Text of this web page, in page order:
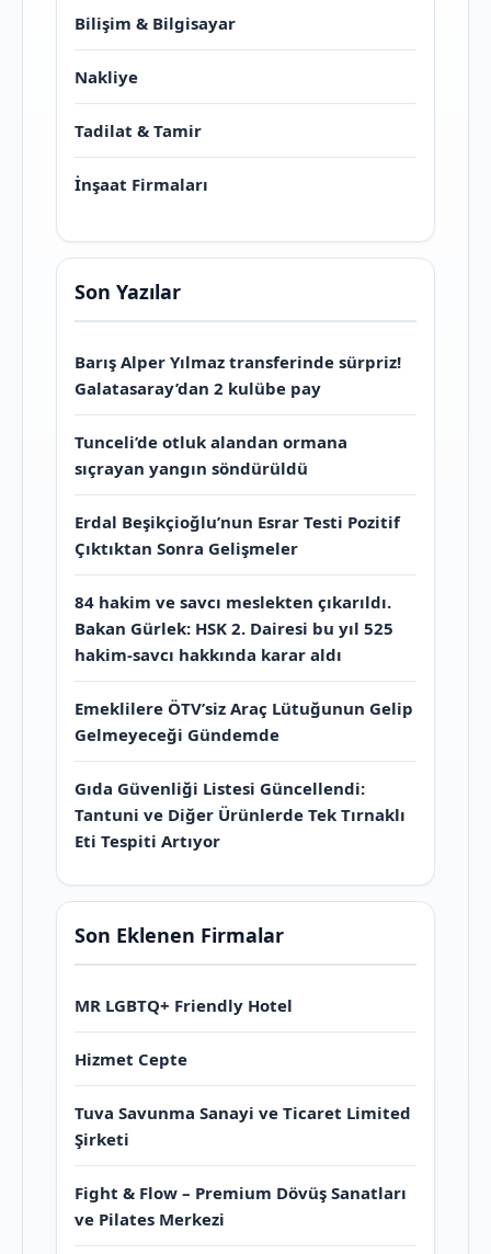
Bilişim & Bilgisayar
Nakliye
Tadilat & Tamir
İnşaat Firmaları
Son Yazılar
Barış Alper Yılmaz transferinde sürpriz!
Galatasaray’dan 2 kulübe pay
Tunceli’de otluk alandan ormana
sıçrayan yangın söndürüldü
Erdal Beşikçioğlu’nun Esrar Testi Pozitif
Çıktıktan Sonra Gelişmeler
84 hakim ve savcı meslekten çıkarıldı.
Bakan Gürlek: HSK 2. Dairesi bu yıl 525
hakim-savcı hakkında karar aldı
Emeklilere ÖTV’siz Araç Lütuğunun Gelip
Gelmeyeceği Gündemde
Gıda Güvenliği Listesi Güncellendi:
Tantuni ve Diğer Ürünlerde Tek Tırnaklı
Eti Tespiti Artıyor
Son Eklenen Firmalar
MR LGBTQ+ Friendly Hotel
Hizmet Cepte
Tuva Savunma Sanayi ve Ticaret Limited
Şirketi
Fight & Flow – Premium Dövüş Sanatları
ve Pilates Merkezi